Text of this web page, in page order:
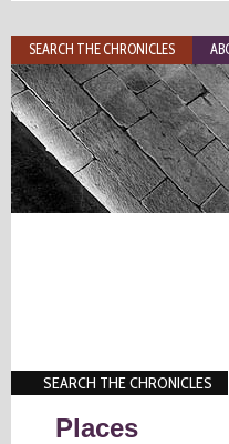
SEARCH THE CHRONICLES
Places
SEARCH THE CHRONICLES